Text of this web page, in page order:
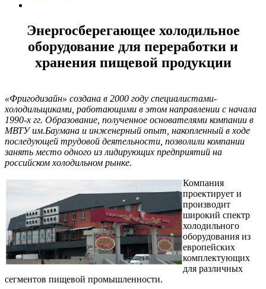
Энергосберегающее холодильное
оборудование для переработки и
хранения пищевой продукции
«Фригодизайн» создана в 2000 году специалистами-
холодильщиками, работающими в этом направлении с начала
1990-х гг. Образование, полученное основателями компании в
МВТУ им.Баумана и инженерный опыт, накопленный в ходе
последующей трудовой деятельности, позволили компании
занять место одного из лидирующих предприятий на
российском холодильном рынке.
Компания
проектирует и
производит
широкий спектр
холодильного
оборудования из
европейских
комплектующих
для различных
сегментов пищевой промышленности.